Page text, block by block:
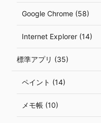
Google Chrome (58)
Internet Explorer (14)
標準アプリ (35)
ペイント (14)
メモ帳 (10)